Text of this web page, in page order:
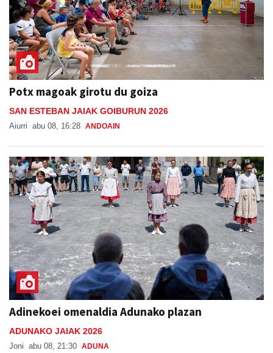
Potx magoak girotu du goiza
SAN ESTEBAN JAIAK GOIBURUN 2026
Aiurri abu 08, 16:28 ANDOAIN
Adinekoei omenaldia Adunako plazan
ADUNAKO JAIAK 2026
Joni abu 08, 21:30 ADUNA